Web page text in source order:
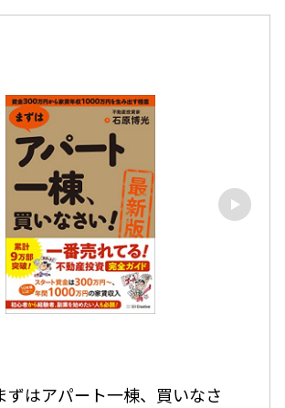
ずはアパート一棟、買いなさ